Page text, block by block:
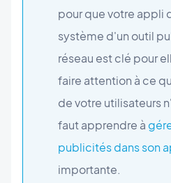
pour que votre appli
système d'un outil
réseau est clé pour
faire attention à ce
de votre utilisateurs
faut apprendre à
publicités dans son
importante.